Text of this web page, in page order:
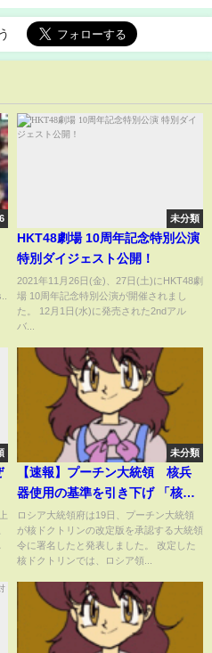
未分類
HKT48劇場 10周年記念特別公演
特別ダイジェスト公開！
2021年11月26日(金)、27日(土)にHKT48劇
場 10周年記念特別公演が開催されまし
た。 12月1日(水)に発売された2ndアル
バ...
未分類
【速報】プーチン大統領 核兵
器使用の基準を引き下げ 「核ド
クトリン」改定版を承認 ウク
ライナ侵攻1000日｜
TBS NEWS DIG
ロシア大統領府は19日、プーチン大統領
が核ドクトリンの改定版を承認する大統領
令に署名したと発表しました。 改定した
核ドクトリンでは、ロシア領...